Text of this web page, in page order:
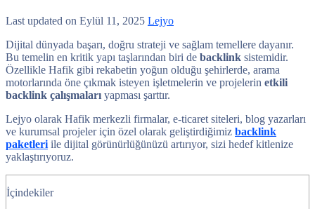
Last updated on Eylül 11, 2025 Lejyo
Dijital dünyada başarı, doğru strateji ve sağlam temellere dayanır.
Bu temelin en kritik yapı taşlarından biri de backlink sistemidir.
Özellikle Hafik gibi rekabetin yoğun olduğu şehirlerde, arama
motorlarında öne çıkmak isteyen işletmelerin ve projelerin etkili
backlink çalışmaları yapması şarttır.
Lejyo olarak Hafik merkezli firmalar, e-ticaret siteleri, blog yazarları
ve kurumsal projeler için özel olarak geliştirdiğimiz backlink
paketleri ile dijital görünürlüğünüzü artırıyor, sizi hedef kitlenize
yaklaştırıyoruz.
İçindekiler